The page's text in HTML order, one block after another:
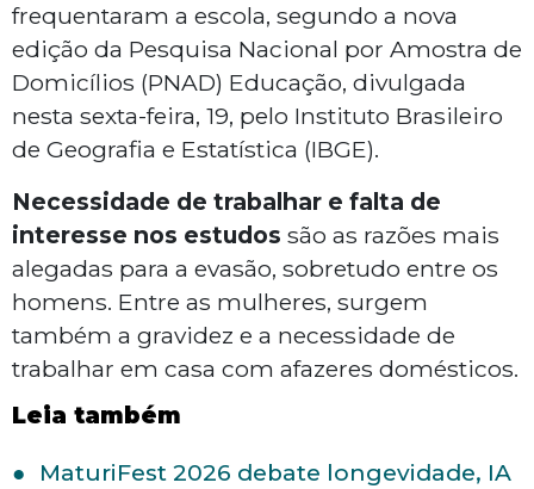
frequentaram a escola, segundo a nova
edição da Pesquisa Nacional por Amostra de
Domicílios (PNAD) Educação, divulgada
nesta sexta-feira, 19, pelo Instituto Brasileiro
de Geografia e Estatística (IBGE).
Necessidade de trabalhar e falta de
interesse nos estudos são as razões mais
alegadas para a evasão, sobretudo entre os
homens. Entre as mulheres, surgem
também a gravidez e a necessidade de
trabalhar em casa com afazeres domésticos.
Leia também
MaturiFest 2026 debate longevidade, IA